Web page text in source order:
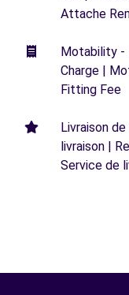
Attache
Motability -
Charge |
Fitting Fee
Livraison
livraison |
Service de